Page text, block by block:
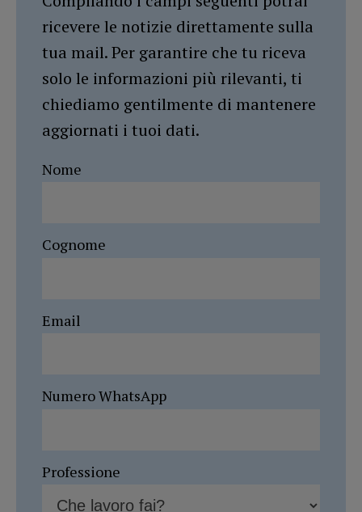
ricevere le notizie direttamente sulla
tua mail. Per garantire che tu riceva
solo le informazioni più rilevanti, ti
chiediamo gentilmente di mantenere
aggiornati i tuoi dati.
Nome
Cognome
Email
Numero WhatsApp
Professione